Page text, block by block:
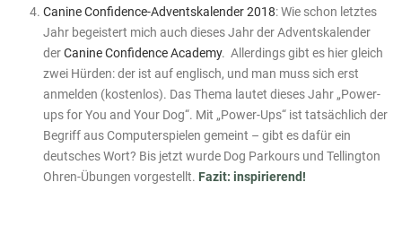
Canine Confidence-Adventskalender 2018: Wie schon letztes
Jahr begeistert mich auch dieses Jahr der Adventskalender
derCanine Confidence Academy. Allerdings gibt es hier gleich
zwei Hürden: der ist auf englisch, und man muss sich erst
anmelden (kostenlos). Das Thema lautet dieses Jahr „Power-
ups for You and Your Dog“. Mit „Power-Ups“ ist tatsächlich der
Begriff aus Computerspielen gemeint – gibt es dafür ein
deutsches Wort? Bis jetzt wurde Dog Parkours und Tellington
Ohren-Übungen vorgestellt. Fazit: inspirierend!